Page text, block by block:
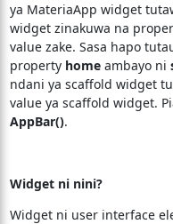
ya MateriaApp widget
widget zinakuwa na
value zake. Sasa hapo
property homeambayo ni
ndani ya scaffold widget
value ya scaffold widget.
AppBar().
Widget ni nini?
Widget ni user interface